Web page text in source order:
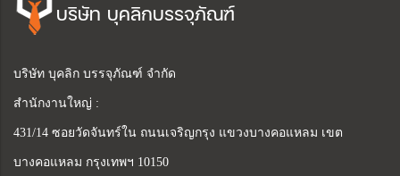
บริษัท บุคลิกบรรจุภัณฑ์
บริษัท บุคลิก บรรจุภัณฑ์ จำกัด
สำนักงานใหญ่ :
431/14 ซอยวัดจันทร์ใน ถนนเจริญกรุง แขวงบางคอแหลม เขต
บางคอแหลม กรุงเทพฯ 10150